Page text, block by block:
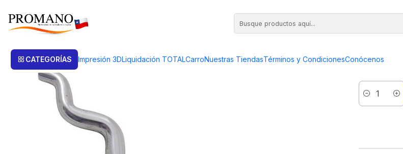
CATEGORÍAS Impresión 3DLiquidación TOTALCarroNuestras TiendasTérminos y CondicionesConócenos
Cantidad